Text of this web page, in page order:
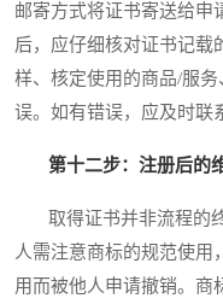
邮寄方式将证书寄送给申
后，应仔细核对证书记载
样、核定使用的商品/服
误。如有错误，应及时联
第十二步：注册后的
取得证书并非流程的终
人需注意商标的规范使用
用而被他人申请撤销。商